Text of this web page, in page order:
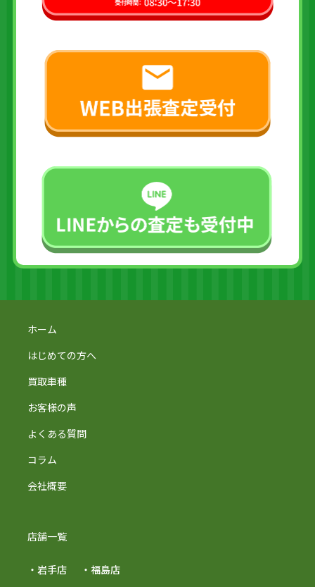
ホーム
はじめての方へ
買取車種
お客様の声
よくある質問
コラム
会社概要
店舗一覧
・岩手店
・福島店